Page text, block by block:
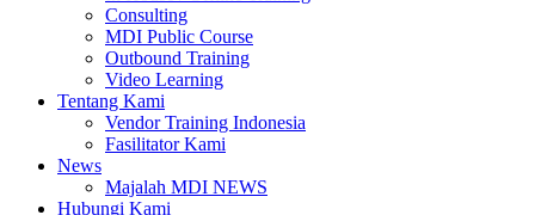
Consulting
MDI Public Course
Outbound Training
Video Learning
Tentang Kami
Vendor Training Indonesia
Fasilitator Kami
News
Majalah MDI NEWS
Hubungi Kami